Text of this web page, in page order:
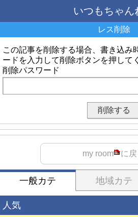
いつもちゃん
レス削除
この記事を削除する場合、書き込み
ードを入力して削除ボタンを押して
削除パスワード
my room に戻
一般カテ 地域カテ
人気